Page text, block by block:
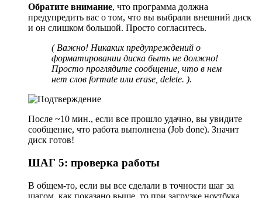
Обратите внимание, что программа должна
предупредить вас о том, что вы выбрали внешний диск
и он слишком большой. Просто согласитесь.
( Важно! Никаких предупреждений о
форматировании диска быть не должно!
Просто проглядите сообщение, что в нем
нет слов formate или erase, delete. ).
После ~10 мин., если все прошло удачно, вы увидите
сообщение, что работа выполнена (Job done). Значит
диск готов!
ШАГ 5: проверка работы
В общем-то, если вы все сделали в точности шаг за
шагом, как показано выше, то при загрузке ноутбука